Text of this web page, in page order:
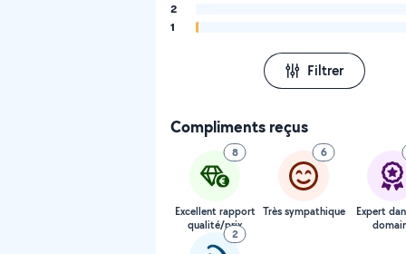
2
1
Filtrer
Compliments reçus
8
Excellent rapport
qualité/prix
6
Très sympathique
Expert
2